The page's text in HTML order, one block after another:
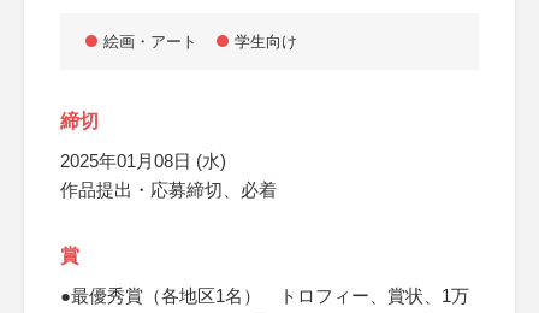
絵画・アート 学生向け
締切
2025年01月08日 (水)
作品提出・応募締切、必着
賞
●最優秀賞（各地区1名） トロフィー、賞状、1万